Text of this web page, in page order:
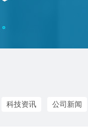
科技资讯 公司新闻